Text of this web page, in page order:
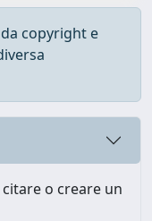
copyright e
o creare un